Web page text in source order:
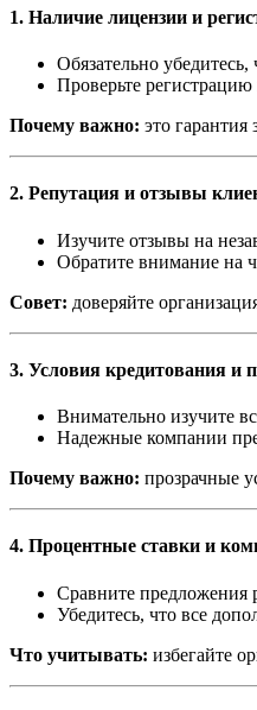
1. Наличие лицензии и
Обязательно
Проверьте
Почему важно: это гарантия
2. Репутация и отзывы
Изучите отзывы на
Обратите внимание на
Совет: доверяйте
3. Условия кредитования и
Внимательно изучите
Надежные компании
Почему важно: прозрачные
4. Процентные ставки и
Сравните предложения
Убедитесь, что все
Что учитывать: избегайте